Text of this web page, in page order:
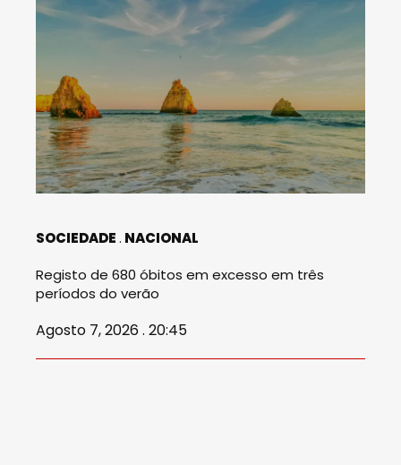
SOCIEDADE NACIONAL
Registo de 680 óbitos em excesso em três
períodos do verão
Agosto 7, 2026 . 20:45